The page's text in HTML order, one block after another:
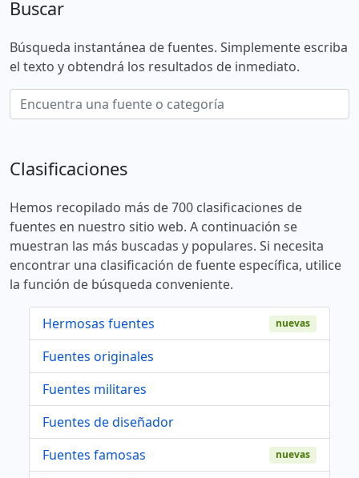
Buscar
Búsqueda instantánea de fuentes. Simplemente escriba
el texto y obtendrá los resultados de inmediato.
Clasificaciones
Hemos recopilado más de 700 clasificaciones de
fuentes en nuestro sitio web. A continuación se
muestran las más buscadas y populares. Si necesita
encontrar una clasificación de fuente específica, utilice
la función de búsqueda conveniente.
Hermosas fuentes nuevas
Fuentes originales
Fuentes militares
Fuentes de diseñador
Fuentes famosas
nuevas